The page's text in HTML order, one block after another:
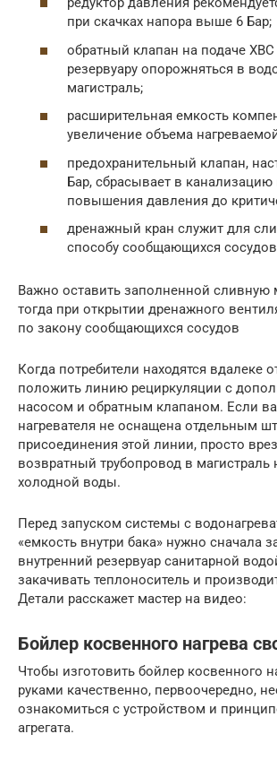
при скачках напора выше 6 Бар;
обратный клапан на подаче ХВС
резервуару опорожняться в
магистраль;
расширительная емкость
увеличение объема
предохранительный клапан,
Бар, сбрасывает в канализацию
повышения давления до
дренажный кран служит для
способу сообщающихся
Важно оставить заполненной сливную
тогда при открытии дренажного
по закону сообщающихся сосудов
Когда потребители находятся вдалеке
положить линию рециркуляции с
насосом и обратным клапаном. Если
нагревателя не оснащена отдельным
присоединения этой линии, просто
возвратный трубопровод в магистраль
холодной воды.
Перед запуском системы с
«емкость внутри бака» нужно сначала
внутренний резервуар санитарной
закачивать теплоноситель и
Детали расскажет мастер на видео:
Бойлер косвенного нагрева
Чтобы изготовить бойлер косвенного
руками качественно, первоочередно,
ознакомиться с устройством и
агрегата.